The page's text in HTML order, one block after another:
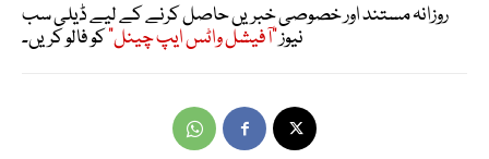
روزانہ مستند اور خصوصی خبریں حاصل کرنے کے لیے ڈیلی سب
نیوز"آفیشل واٹس ایپ چینل"کو فالو کریں۔